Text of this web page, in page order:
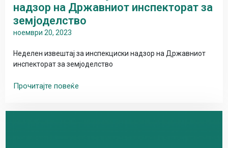
надзор на Државниот инспекторат за
земјоделство
ноември 20, 2023
Неделен извештај за инспекциски надзор на Државниот
инспекторат за земјоделство
Прочитајте повеќе